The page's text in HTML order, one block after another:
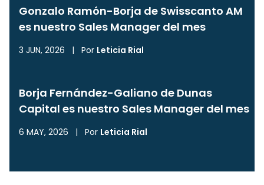
Gonzalo Ramón-Borja de Swisscanto AM
es nuestro Sales Manager del mes
3 JUN, 2026 | Por Leticia Rial
Borja Fernández-Galiano de Dunas
Capital es nuestro Sales Manager del mes
6 MAY, 2026 | Por Leticia Rial